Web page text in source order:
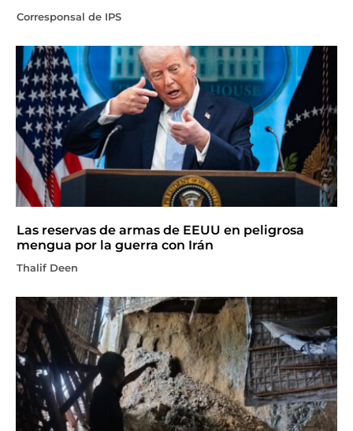
Corresponsal de IPS
Las reservas de armas de EEUU en peligrosa
mengua por la guerra con Irán
Thalif Deen